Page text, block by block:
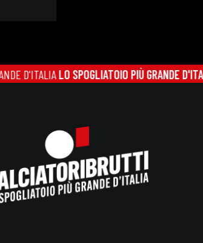
LO SPOGLIATOIO PIÙ GRANDE D'ITALIALO